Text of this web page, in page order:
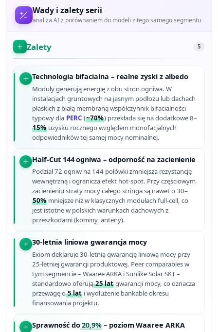
Wady i zalety serii
analiza AI z porównaniem do modeli z tego samego segmentu
Zalety 5
Technologia bifacialna – realne zyski z albedo
Moduły generują energię z obu stron ogniwa. W
instalacjach gruntowych na jasnym podłożu lub dachach
płaskich z białą membraną współczynnik bifacialności
typowy dla PERC (~70%) przekłada się na dodatkowe 8–
15% uzysku rocznego względem monofacjalnych
odpowiedników tej samej mocy nominalnej.
Half-Cut 144 ogniwa – odporność na zacienienie
Podział 72 ogniw na 144 połówki zmniejsza rezystancję
wewnętrzną i ogranicza efekt hot-spot. Przy częściowym
zacienieniu straty mocy całego stringa są nawet o 30–
50% mniejsze niż w klasycznych modułach full-cell, co
jest istotne w polskich warunkach dachowych z
przeszkodami (kominy, anteny).
30-letnia liniowa gwarancja mocy
Exiom deklaruje 30-letnią gwarancję liniową mocy przy
25-letniej gwarancji produktowej. Peer comparables w
tym segmencie – Waaree ARKA i Sunlike Solar SKT –
standardowo oferują25 lat gwarancji mocy, co oznacza
przewagę o5 lat i wydłużenie bankable okresu
finansowania projektu.
Sprawność do20,9% – poziom Waaree ARKA